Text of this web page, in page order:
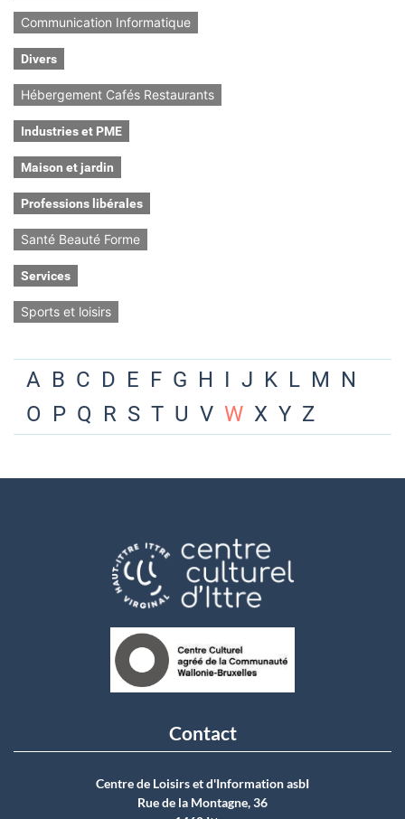
Communication Informatique
Divers
Hébergement Cafés Restaurants
Industries et PME
Maison et jardin
Professions libérales
Santé Beauté Forme
Services
Sports et loisirs
A B C D E F G H I J K L M N
O P Q R S T U V W X Y Z
Contact
Centre de Loisirs et d'Information asbI
Rue de la Montagne, 36